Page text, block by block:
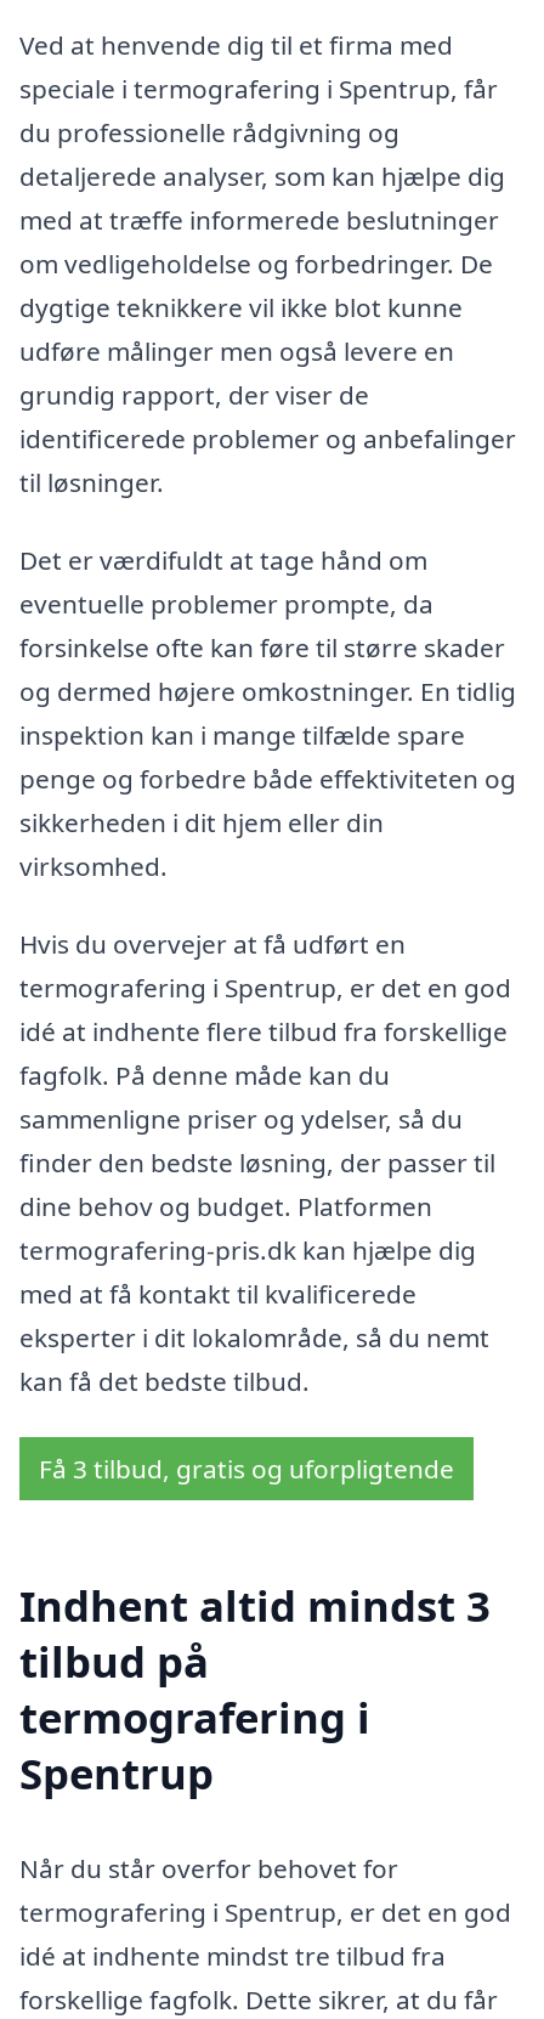
Ved at henvende dig til et firma med
speciale i termografering i Spentrup, får
du professionelle rådgivning og
detaljerede analyser, som kan hjælpe dig
med at træffe informerede beslutninger
om vedligeholdelse og forbedringer. De
dygtige teknikkere vil ikke blot kunne
udføre målinger men også levere en
grundig rapport, der viser de
identificerede problemer og anbefalinger
til løsninger.
Det er værdifuldt at tage hånd om
eventuelle problemer prompte, da
forsinkelse ofte kan føre til større skader
og dermed højere omkostninger. En tidlig
inspektion kan i mange tilfælde spare
penge og forbedre både effektiviteten og
sikkerheden i dit hjem eller din
virksomhed.
Hvis du overvejer at få udført en
termografering i Spentrup, er det en god
idé at indhente flere tilbud fra forskellige
fagfolk. På denne måde kan du
sammenligne priser og ydelser, så du
finder den bedste løsning, der passer til
dine behov og budget. Platformen
termografering-pris.dk kan hjælpe dig
med at få kontakt til kvalificerede
eksperter i dit lokalområde, så du nemt
kan få det bedste tilbud.
Få 3 tilbud, gratis og uforpligtende
Indhent altid mindst 3
tilbud på
termografering i
Spentrup
Når du står overfor behovet for
termografering i Spentrup, er det en god
idé at indhente mindst tre tilbud fra
forskellige fagfolk. Dette sikrer, at du får